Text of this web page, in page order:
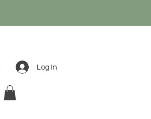
Log In